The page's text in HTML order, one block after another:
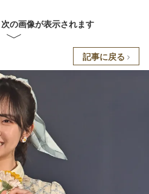
の画像が表示されます
記事に戻る